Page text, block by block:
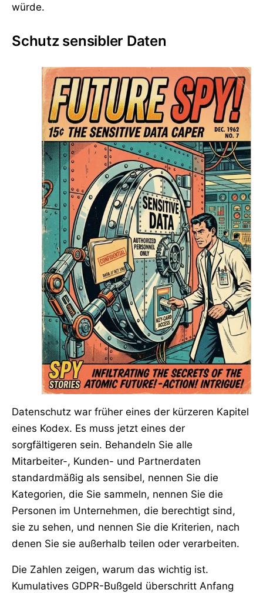
würde.
Schutz sensibler Daten
Datenschutz war früher eines der kürzeren Kapitel
eines Kodex. Es muss jetzt eines der
sorgfältigeren sein. Behandeln Sie alle
Mitarbeiter-, Kunden- und Partnerdaten
standardmäßig als sensibel, nennen Sie die
Kategorien, die Sie sammeln, nennen Sie die
Personen im Unternehmen, die berechtigt sind,
sie zu sehen, und nennen Sie die Kriterien, nach
denen Sie sie außerhalb teilen oder verarbeiten.
Die Zahlen zeigen, warum das wichtig ist.
Kumulatives GDPR-Bußgeld überschritt Anfang